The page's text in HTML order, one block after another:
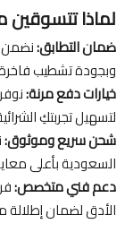
لماذا تتسوقين
ضمان التطابق:
وبجودة تشطيب
خيارات دفع مرنة:
لتسهيل تجربتكِ
شحن سريع وموثوق:
السعودية بأعلى
دعم فني متخصص:
الأدق لضمان إطلالة